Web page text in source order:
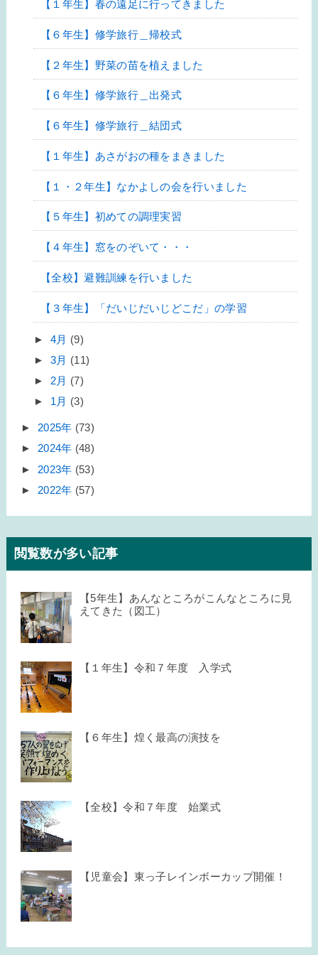
【１年生】春の遠足に行ってきました
【６年生】修学旅行＿帰校式
【２年生】野菜の苗を植えました
【６年生】修学旅行＿出発式
【６年生】修学旅行＿結団式
【１年生】あさがおの種をまきました
【１・２年生】なかよしの会を行いました
【５年生】初めての調理実習
【４年生】窓をのぞいて・・・
【全校】避難訓練を行いました
【３年生】「だいじだいじどこだ」の学習
► 4月 (9)
► 3月 (11)
► 2月 (7)
► 1月 (3)
► 2025年 (73)
► 2024年 (48)
► 2023年 (53)
► 2022年 (57)
閲覧数が多い記事
【5年生】あんなところがこんなところに見
えてきた（図工）
【１年生】令和７年度 入学式
【６年生】煌く最高の演技を
【全校】令和７年度 始業式
【児童会】東っ子レインボーカップ開催！